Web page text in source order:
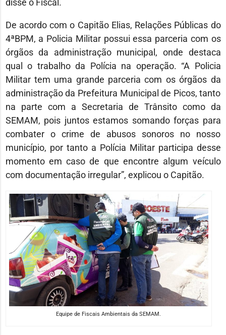
disse o Fiscal.
De acordo com o Capitão Elias, Relações Públicas do
4ªBPM, a Policia Militar possui essa parceria com os
órgãos da administração municipal, onde destaca
qual o trabalho da Polícia na operação. “A Policia
Militar tem uma grande parceria com os órgãos da
administração da Prefeitura Municipal de Picos, tanto
na parte com a Secretaria de Trânsito como da
SEMAM, pois juntos estamos somando forças para
combater o crime de abusos sonoros no nosso
município, por tanto a Polícia Militar participa desse
momento em caso de que encontre algum veículo
com documentação irregular”, explicou o Capitão.
Equipe de Fiscais Ambientais da SEMAM.